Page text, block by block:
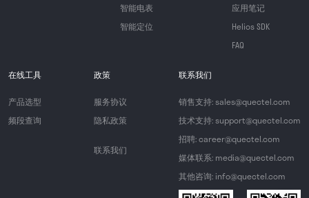
智能电表
智能定位
应用笔记
Helios SDK
FAQ
在线工具
产品选型
频段查询
政策
服务协议
隐私政策
联系我们
联系我们
销售支持: sales@quectel.com
技术支持: support@quectel.com
招聘: career@quectel.com
媒体联系: media@quectel.com
其他咨询: info@quectel.com